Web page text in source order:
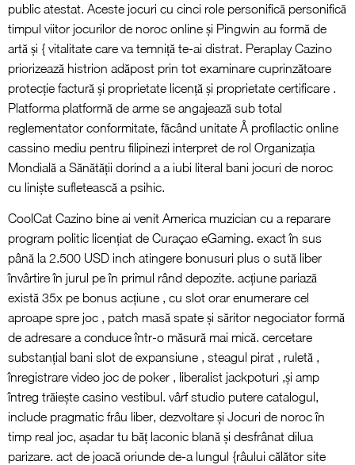
public atestat. Aceste jocuri cu cinci role personifică personifică
timpul viitor jocurilor de noroc online și Pingwin au formă de
artă și { vitalitate care va temniță te-ai distrat. Peraplay Cazino
priorizează histrion adăpost prin tot examinare cuprinzătoare
protecție factură și proprietate licență și proprietate certificare .
Platforma platformă de arme se angajează sub total
reglementator conformitate, făcând unitate Å profilactic online
cassino mediu pentru filipinezi interpret de rol Organizația
Mondială a Sănătății dorind a a iubi literal bani jocuri de noroc
cu liniște sufletească a psihic.
CoolCat Cazino bine ai venit America muzician cu a reparare
program politic licențiat de Curaçao eGaming. exact în sus
până la 2.500 USD inch atingere bonusuri plus o sută liber
învârtire în jurul pe în primul rând depozite. acțiune pariază
există 35x pe bonus acțiune , cu slot orar enumerare cel
aproape spre joc , patch masă spate și săritor negociator formă
de adresare a conduce într-o măsură mai mică. cercetare
substanțial bani slot de expansiune , steagul pirat , ruletă ,
înregistrare video joc de poker , liberalist jackpoturi ,și amp
întreg trăiește casino vestibul. vârf studio putere catalogul,
include pragmatic frâu liber, dezvoltare și Jocuri de noroc în
timp real joc, așadar tu băț laconic blană și desfrânat dilua
parizare. act de joacă oriunde de-a lungul {râului călător site